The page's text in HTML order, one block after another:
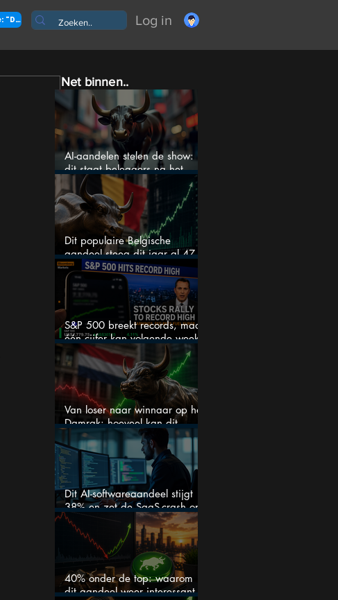
Profiteer nu van 50% korting met de kortingscode: "DANK" Log in
Net binnen..
AI-aandelen stelen de show:
dit staat beleggers na het
weekend te wachten
Dit populaire Belgische
aandeel steeg dit jaar al 47
procent: is er ruimte voor
meer?
S&P 500 breekt records, maar
één cijfer kan volgende week
alles veranderen
Van loser naar winnaar op het
Damrak: hoeveel kan dit
Nederlandse aandeel nog
stijgen?
Dit AI-softwareaandeel stijgt
38% en zet de SaaS-crash op
zijn kop
40% onder de top: waarom
dit aandeel weer interessant